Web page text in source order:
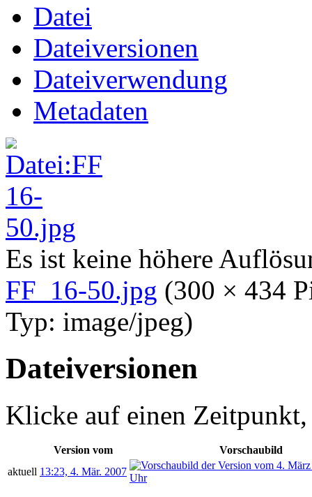
Datei
Dateiversionen
Dateiverwendung
Metadaten
Es ist keine höhere
FF_16-50.jpg (300 × 434
Typ: image/jpeg)
Dateiversionen
Klicke auf einen Zeitpunkt,
Version vom
Vorschaubild
aktuell 13:23, 4. Mär. 2007